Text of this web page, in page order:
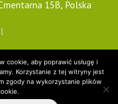
15B, Polska
cookie, aby poprawić usługę i
Korzystanie z tej witryny jest
zgody na wykorzystanie plików